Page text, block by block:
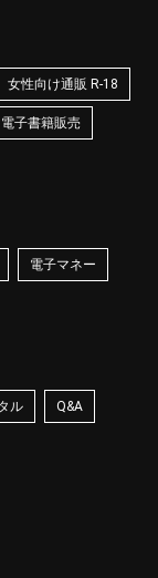
女性向け通販 R-18
子書籍販売
電子マネー
ル Q&A